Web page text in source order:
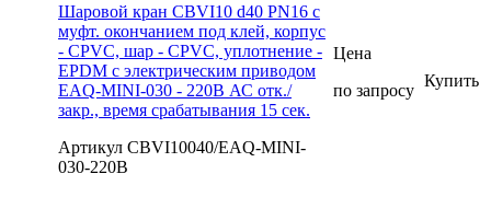
Шаровой кран CBVI10 d40 PN16 с
муфт. окончанием под клей, корпус
- CPVC, шар - CPVC, уплотнение -
EPDM с электрическим приводом
EAQ-MINI-030 - 220В АС отк./
закр., время срабатывания 15 сек.
Артикул CBVI10040/EAQ-MINI-
030-220В
Цена
по запросу
Купить